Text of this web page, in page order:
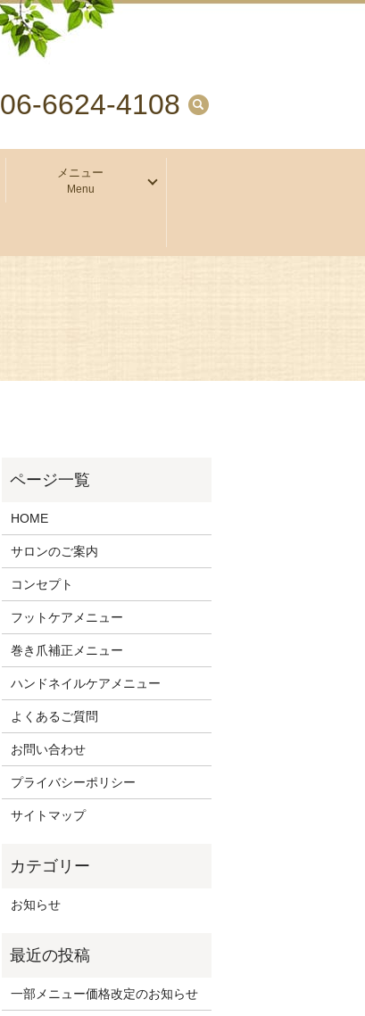
06-6624-4108
メニュー
Menu
HOME
サロンのご案内
コンセプト
フットケアメニュー
巻き爪補正メニュー
ハンドネイルケアメニュー
よくあるご質問
お問い合わせ
プライバシーポリシー
サイトマップ
お知らせ
一部メニュー価格改定のお知らせ